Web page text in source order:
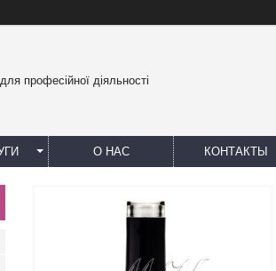
професійної діяльності
О НАС КОНТАКТЫ